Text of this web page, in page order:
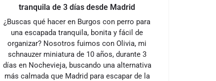
tranquila de 3 días desde Madrid
¿Buscas qué hacer en Burgos con perro para
una escapada tranquila, bonita y fácil de
organizar? Nosotros fuimos con Olivia, mi
schnauzer miniatura de 10 años, durante 3
días en Nochevieja, buscando una alternativa
más calmada que Madrid para escapar de la